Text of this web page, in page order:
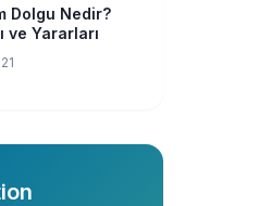
Dolgu Nedir?
ve Yararları